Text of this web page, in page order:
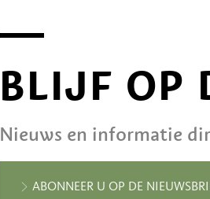
BLIJF OP
Nieuws en informatie
ABONNEER U OP DE